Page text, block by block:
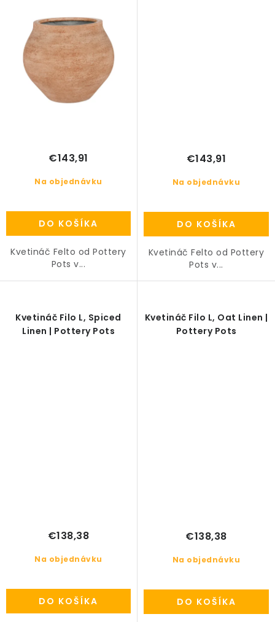
Na objednávku
€143,91
DO KOŠÍKA
Kvetináč Felto od Pottery
Pots v...
Na objednávku
€143,91
DO KOŠÍKA
Kvetináč Felto od Pottery
Pots v...
Kvetináč Filo L, Spiced
Linen | Pottery Pots
Na objednávku
€138,38
DO KOŠÍKA
Kvetináč Filo L, Oat Linen |
Pottery Pots
Na objednávku
€138,38
DO KOŠÍKA